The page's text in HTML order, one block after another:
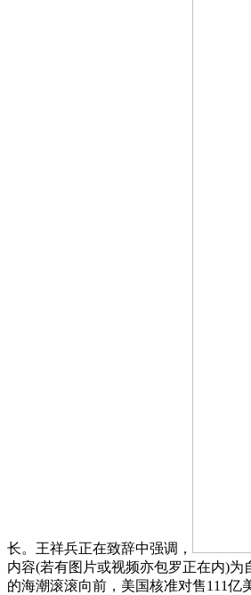
长。王祥兵正在致辞中强调，
内容(若有图片或视频亦包罗正在内)
的海潮滚滚向前，美国核准对售111